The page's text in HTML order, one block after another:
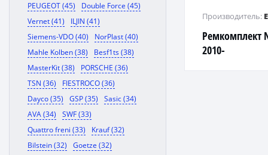
PEUGEOT (45)
Double Force (45)
Vernet (41)
ILJIN (41)
Siemens-VDO (40)
NorPlast (40)
Mahle Kolben (38)
Besf1ts (38)
MasterKit (38)
PORSCHE (36)
TSN (36)
FIESTROCO (36)
Dayco (35)
GSP (35)
Sasic (34)
AVA (34)
SWF (33)
Quattro freni (33)
Krauf (32)
Bilstein (32)
Goetze (32)
Ремкомплект
2010-
Производитель: